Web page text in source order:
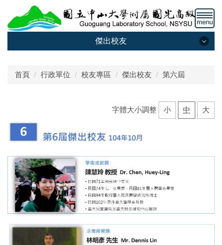
到
主
內
傑出校友
第三屆
第四屆
第五屆
第六屆
首頁 行政單位 校友專區 傑出校友 第六屆
字體大小調整 小 中 大